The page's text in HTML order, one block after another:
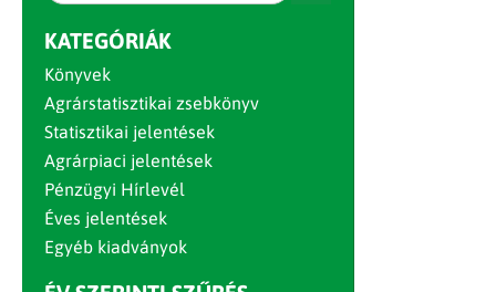
KATEGÓRIÁK
Könyvek
Agrárstatisztikai zsebkönyv
Statisztikai jelentések
Agrárpiaci jelentések
Pénzügyi Hírlevél
Éves jelentések
Egyéb kiadványok